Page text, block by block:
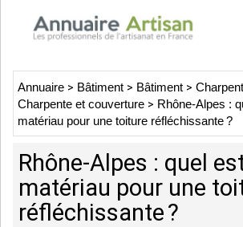
Annuaire > Bâtiment > Bâtiment >
Charpente et couverture > Rhône-Alpes :
matériau pour une toiture réfléchissante ?
Rhône-Alpes : quel
matériau pour une
réfléchissante ?